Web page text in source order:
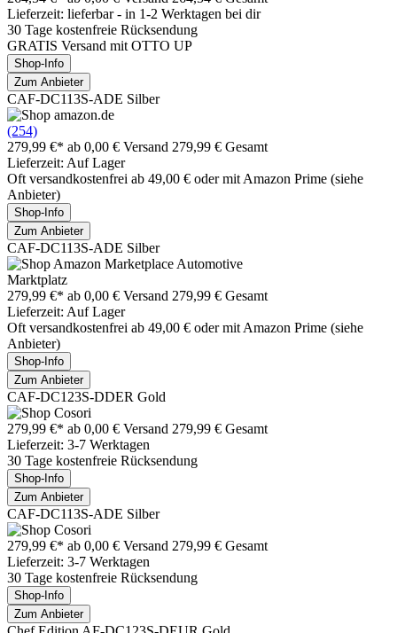
Lieferzeit: lieferbar - in 1-2 Werktagen bei dir
30 Tage kostenfreie Rücksendung
GRATIS Versand mit OTTO UP
Shop-Info
Zum Anbieter
CAF-DC113S-ADE Silber
(254)
279,99 €* ab 0,00 € Versand 279,99 € Gesamt
Lieferzeit: Auf Lager
Oft versandkostenfrei ab 49,00 € oder mit Amazon Prime (siehe
Anbieter)
Shop-Info
Zum Anbieter
CAF-DC113S-ADE Silber
Marktplatz
279,99 €* ab 0,00 € Versand 279,99 € Gesamt
Lieferzeit: Auf Lager
Oft versandkostenfrei ab 49,00 € oder mit Amazon Prime (siehe
Anbieter)
Shop-Info
Zum Anbieter
CAF-DC123S-DDER Gold
279,99 €* ab 0,00 € Versand 279,99 € Gesamt
Lieferzeit: 3-7 Werktagen
30 Tage kostenfreie Rücksendung
Shop-Info
Zum Anbieter
CAF-DC113S-ADE Silber
279,99 €* ab 0,00 € Versand 279,99 € Gesamt
Lieferzeit: 3-7 Werktagen
30 Tage kostenfreie Rücksendung
Shop-Info
Zum Anbieter